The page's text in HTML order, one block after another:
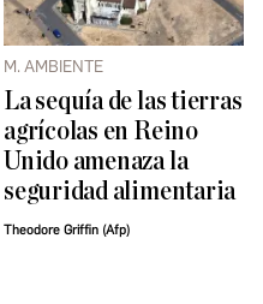
M. AMBIENTE
La sequía de las tierras
agrícolas en Reino
Unido amenaza la
seguridad alimentaria
Theodore Griffin (Afp)